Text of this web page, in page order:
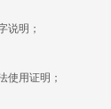
明；
用证明；